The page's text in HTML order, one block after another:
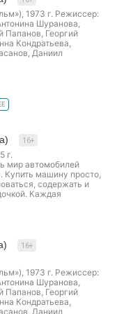
1973 г. Режиссер:
Шуранова,
Папанов, Георгий
Кондратьева,
Даниил
и оперативности
точно также, как и во
свои
16+
г.
мир автомобилей
Купить машину просто,
содержать и
Каждая
и истории,
16+
1973 г. Режиссер:
Шуранова,
Папанов, Георгий
Кондратьева,
Даниил